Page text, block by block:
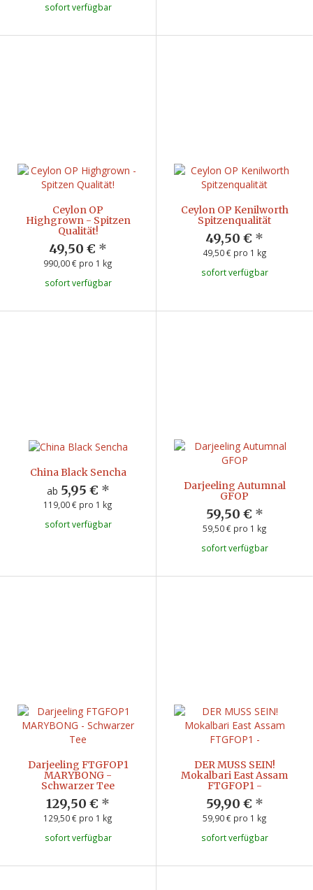
sofort verfügbar
Ceylon OP
Highgrown - Spitzen
Qualität!
49,50 € *
990,00 € pro 1 kg
sofort verfügbar
Ceylon OP Kenilworth
Spitzenqualität
49,50 € *
49,50 € pro 1 kg
sofort verfügbar
China Black Sencha
ab 5,95 € *
119,00 € pro 1 kg
sofort verfügbar
Darjeeling Autumnal
GFOP
59,50 € *
59,50 € pro 1 kg
sofort verfügbar
Darjeeling FTGFOP1
MARYBONG -
Schwarzer Tee
129,50 € *
129,50 € pro 1 kg
sofort verfügbar
DER MUSS SEIN!
Mokalbari East Assam
FTGFOP1 -
59,90 € *
59,90 € pro 1 kg
sofort verfügbar